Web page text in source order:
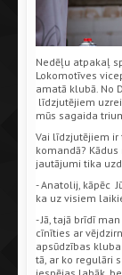
Nedēļu atpakaļ
Lokomotīves
amatā klubā. No
līdzjutējiem
mūs sagaida
Vai līdzjutējiem
komandā?
jautājumi tika
- Anatolij, kāpēc
ka uz visiem
- Jā, tajā brīdī
cīnīties ar
apsūdzības
tā, ar ko regulāri